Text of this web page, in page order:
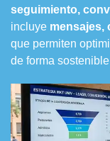
seguimiento,
incluye mensajes,
que permiten
de forma